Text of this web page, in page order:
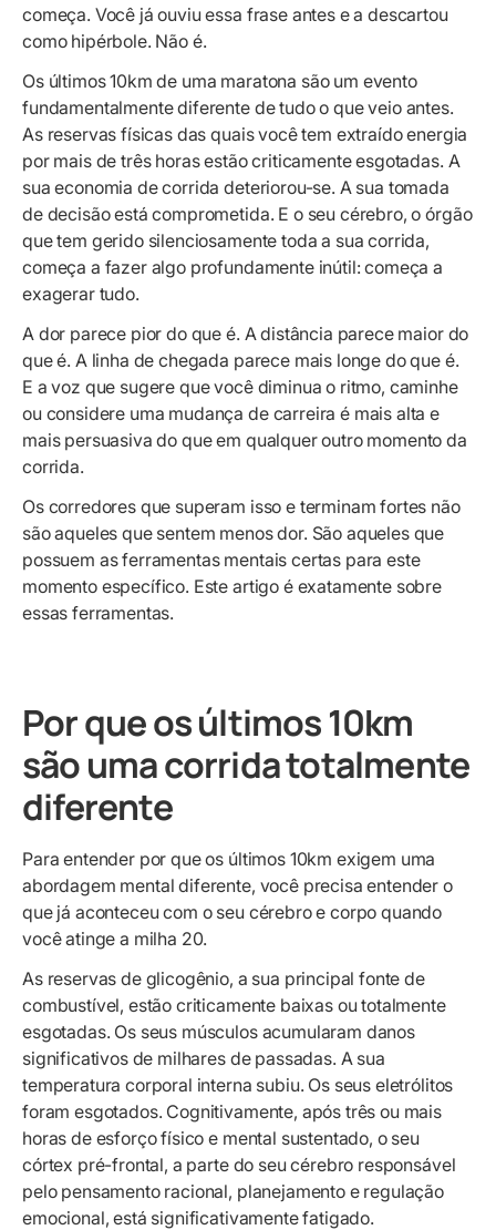
começa. Você já ouviu essa frase antes e a descartou
como hipérbole. Não é.
Os últimos 10km de uma maratona são um evento
fundamentalmente diferente de tudo o que veio antes.
As reservas físicas das quais você tem extraído energia
por mais de três horas estão criticamente esgotadas. A
sua economia de corrida deteriorou-se. A sua tomada
de decisão está comprometida. E o seu cérebro, o órgão
que tem gerido silenciosamente toda a sua corrida,
começa a fazer algo profundamente inútil: começa a
exagerar tudo.
A dor parece pior do que é. A distância parece maior do
que é. A linha de chegada parece mais longe do que é.
E a voz que sugere que você diminua o ritmo, caminhe
ou considere uma mudança de carreira é mais alta e
mais persuasiva do que em qualquer outro momento da
corrida.
Os corredores que superam isso e terminam fortes não
são aqueles que sentem menos dor. São aqueles que
possuem as ferramentas mentais certas para este
momento específico. Este artigo é exatamente sobre
essas ferramentas.
Por que os últimos 10km
são uma corrida totalmente
diferente
Para entender por que os últimos 10km exigem uma
abordagem mental diferente, você precisa entender o
que já aconteceu com o seu cérebro e corpo quando
você atinge a milha 20.
As reservas de glicogênio, a sua principal fonte de
combustível, estão criticamente baixas ou totalmente
esgotadas. Os seus músculos acumularam danos
significativos de milhares de passadas. A sua
temperatura corporal interna subiu. Os seus eletrólitos
foram esgotados. Cognitivamente, após três ou mais
horas de esforço físico e mental sustentado, o seu
córtex pré-frontal, a parte do seu cérebro responsável
pelo pensamento racional, planejamento e regulação
emocional, está significativamente fatigado.